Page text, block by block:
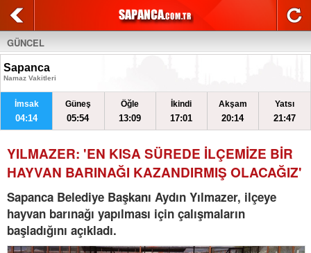
GÜNCEL
Sapanca
Namaz Vakitleri
İmsak
04:14
Güneş
05:54
Öğle
13:09
İkindi
17:01
Akşam
20:14
Yatsı
21:47
YILMAZER: 'EN KISA SÜREDE İLÇEMİZE BİR
HAYVAN BARINAĞI KAZANDIRMIŞ OLACAĞIZ'
Sapanca Belediye Başkanı Aydın Yılmazer, ilçeye
hayvan barınağı yapılması için çalışmaların
başladığını açıkladı.